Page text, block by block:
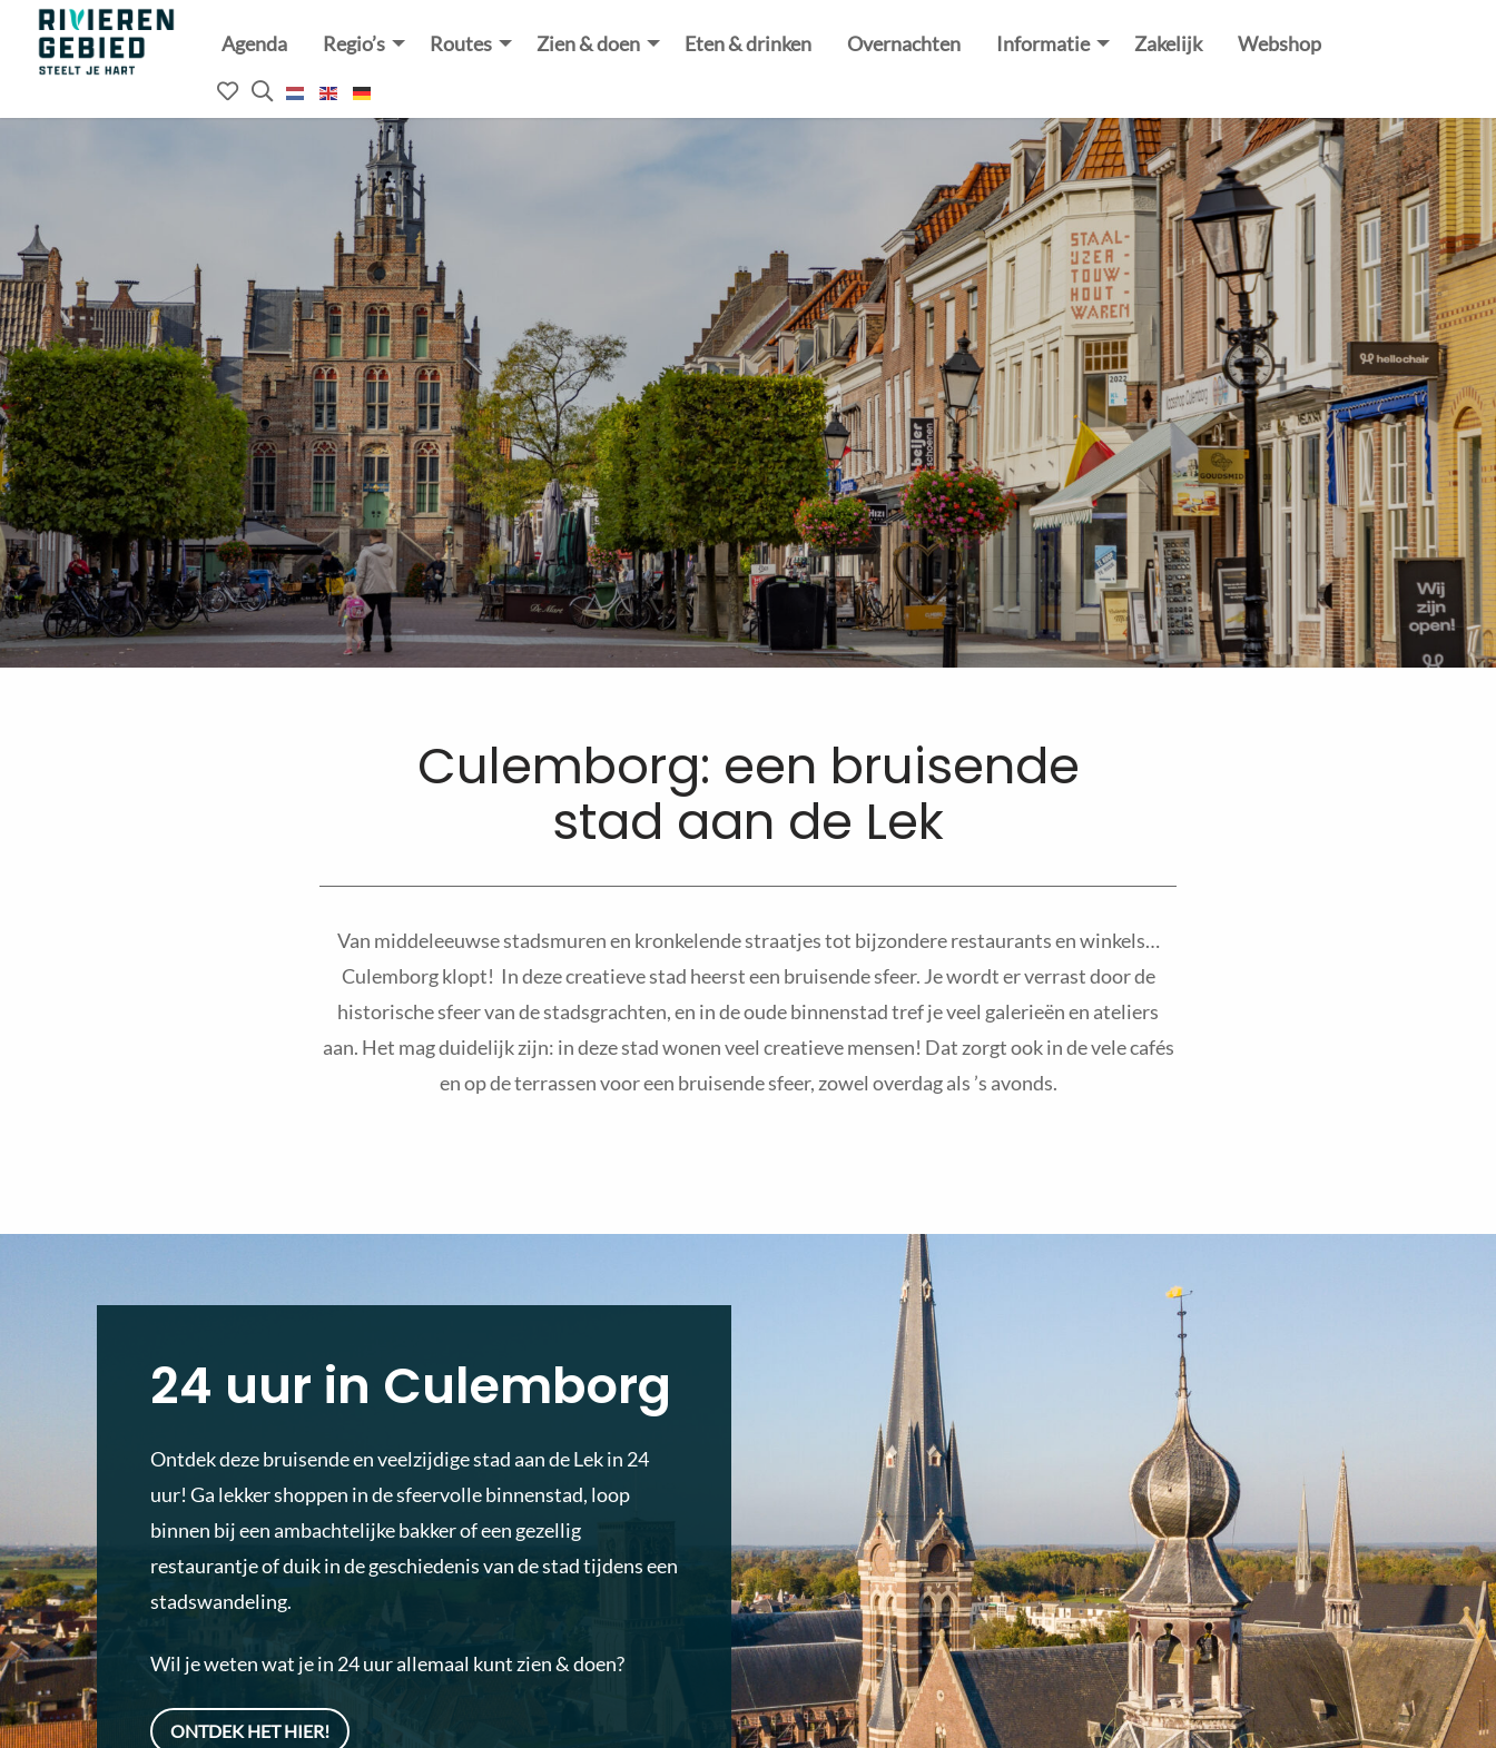
Rivierenland
website
Agenda Regio’s Routes Zien & doen Eten & drinken Overnachten Informatie Zakelijk Webshop
Mijn
favorieten
Open
het
Culemborg: een bruisende
stad aan de Lek
Van middeleeuwse stadsmuren en kronkelende straatjes tot bijzondere restaurants en winkels…
Culemborg klopt! In deze creatieve stad heerst een bruisende sfeer. Je wordt er verrast door de
historische sfeer van de stadsgrachten, en in de oude binnenstad tref je veel galerieën en ateliers
aan. Het mag duidelijk zijn: in deze stad wonen veel creatieve mensen! Dat zorgt ook in de vele cafés
en op de terrassen voor een bruisende sfeer, zowel overdag als ’s avonds.
24 uur in Culemborg
Ontdek deze bruisende en veelzijdige stad aan de Lek in 24
uur! Ga lekker shoppen in de sfeervolle binnenstad, loop
binnen bij een ambachtelijke bakker of een gezellig
restaurantje of duik in de geschiedenis van de stad tijdens een
stadswandeling.
Wil je weten wat je in 24 uur allemaal kunt zien & doen?
ONTDEK HET HIER!